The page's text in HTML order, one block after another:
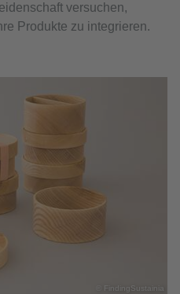
versuchen,
Produkte zu integrieren.
© FindingSustainia